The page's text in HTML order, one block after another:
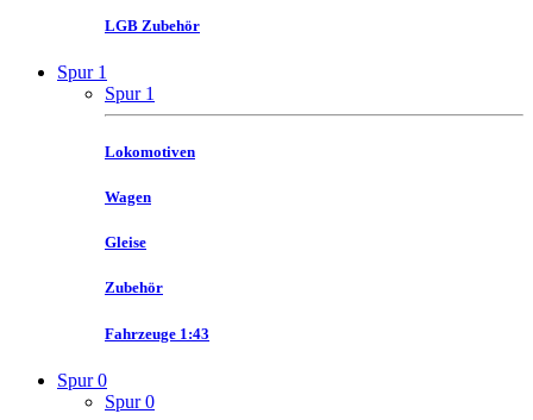
LGB Zubehör
Spur 1
Spur 1
Lokomotiven
Wagen
Gleise
Zubehör
Fahrzeuge 1:43
Spur 0
Spur 0